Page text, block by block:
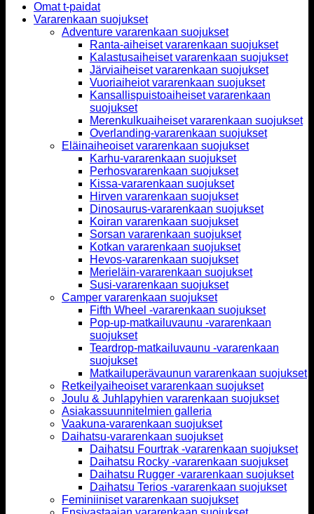
Omat t-paidat
Vararenkaan suojukset
Adventure vararenkaan suojukset
Ranta-aiheiset vararenkaan suojukset
Kalastusaiheiset vararenkaan suojukset
Järviaiheiset vararenkaan suojukset
Vuoriaiheiot vararenkaan suojukset
Kansallispuistoaiheiset vararenkaan
suojukset
Merenkulkuaiheiset vararenkaan suojukset
Overlanding-vararenkaan suojukset
Eläinaiheoiset vararenkaan suojukset
Karhu-vararenkaan suojukset
Perhosvararenkaan suojukset
Kissa-vararenkaan suojukset
Hirven vararenkaan suojukset
Dinosaurus-vararenkaan suojukset
Koiran vararenkaan suojukset
Sorsan vararenkaan suojukset
Kotkan vararenkaan suojukset
Hevos-vararenkaan suojukset
Merieläin-vararenkaan suojukset
Susi-vararenkaan suojukset
Camper vararenkaan suojukset
Fifth Wheel -vararenkaan suojukset
Pop-up-matkailuvaunu -vararenkaan
suojukset
Teardrop-matkailuvaunu -vararenkaan
suojukset
Matkailuperävaunun vararenkaan suojukset
Retkeilyaiheoiset vararenkaan suojukset
Joulu & Juhlapyhien vararenkaan suojukset
Asiakassuunnitelmien galleria
Vaakuna-vararenkaan suojukset
Daihatsu-vararenkaan suojukset
Daihatsu Fourtrak -vararenkaan suojukset
Daihatsu Rocky -vararenkaan suojukset
Daihatsu Rugger -vararenkaan suojukset
Daihatsu Terios -vararenkaan suojukset
Feminiiniset vararenkaan suojukset